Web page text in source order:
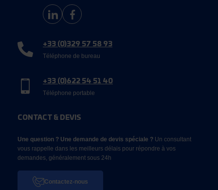
+33 (0)329 57 58 93
Téléphone de bureau
+33 (0)622 54 51 40
Téléphone portable
CONTACT & DEVIS
Une question ? Une demande de devis spéciale ? Un consultant
vous rappelle dans les meilleurs délais pour répondre à vos
demandes, généralement sous 24h
Contactez-nous